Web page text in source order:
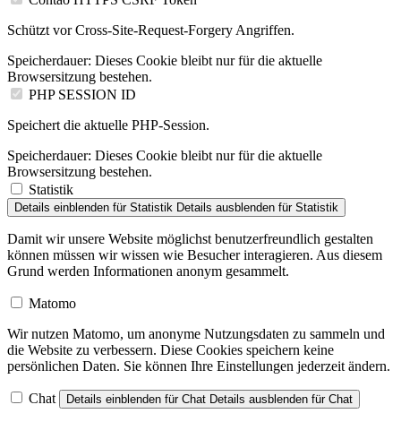
Schützt vor Cross-Site-Request-Forgery Angriffen.
Speicherdauer: Dieses Cookie bleibt nur für die aktuelle
Browsersitzung bestehen.
PHP SESSION ID
Speichert die aktuelle PHP-Session.
Speicherdauer: Dieses Cookie bleibt nur für die aktuelle
Browsersitzung bestehen.
Statistik
Details einblenden für Statistik Details ausblenden für Statistik
Damit wir unsere Website möglichst benutzerfreundlich gestalten
können müssen wir wissen wie Besucher interagieren. Aus diesem
Grund werden Informationen anonym gesammelt.
Matomo
Wir nutzen Matomo, um anonyme Nutzungsdaten zu sammeln und
die Website zu verbessern. Diese Cookies speichern keine
persönlichen Daten. Sie können Ihre Einstellungen jederzeit ändern.
Chat Details einblenden für Chat Details ausblenden für Chat